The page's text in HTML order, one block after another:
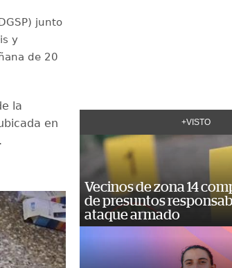
junto
y
de 20
la
en
+VISTO
Vecinos de zona 14
de presuntos
ataque armado